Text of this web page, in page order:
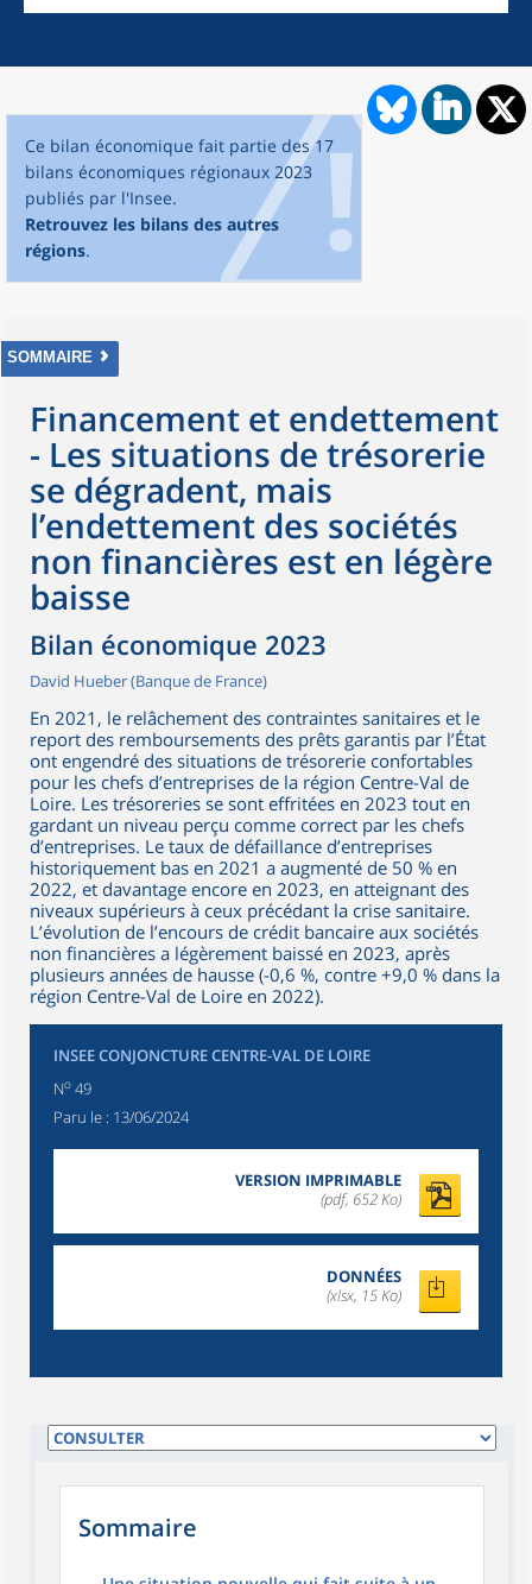
Ce bilan économique fait partie des 17
bilans économiques régionaux 2023
publiés par l'Insee.
Retrouvez les bilans des autres
régions.
SOMMAIRE
Financement et endettement
- Les situations de trésorerie
se dégradent, mais
l’endettement des sociétés
non financières est en légère
baisse
Bilan économique 2023
David Hueber (Banque de France)
En 2021, le relâchement des contraintes sanitaires et le
report des remboursements des prêts garantis par l’État
ont engendré des situations de trésorerie confortables
pour les chefs d’entreprises de la région Centre-Val de
Loire. Les trésoreries se sont effritées en 2023 tout en
gardant un niveau perçu comme correct par les chefs
d’entreprises. Le taux de défaillance d’entreprises
historiquement bas en 2021 a augmenté de 50 % en
2022, et davantage encore en 2023, en atteignant des
niveaux supérieurs à ceux précédant la crise sanitaire.
L’évolution de l’encours de crédit bancaire aux sociétés
non financières a légèrement baissé en 2023, après
plusieurs années de hausse (-0,6 %, contre +9,0 % dans la
région Centre-Val de Loire en 2022).
INSEE CONJONCTURE CENTRE-VAL DE LOIRE
No 49
Paru le : 13/06/2024
VERSION IMPRIMABLE
(pdf, 652 Ko)
DONNÉES
(xlsx, 15 Ko)
Sommaire